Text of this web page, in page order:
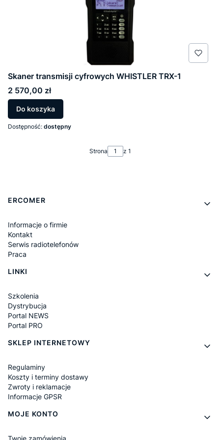
Skaner transmisji cyfrowych WHISTLER TRX-1
Cena
2 570,00 zł
Do koszyka
Dostępność: dostępny
Strona z 1
Linki w stopce
ERCOMER
Informacje o firmie
Kontakt
Serwis radiotelefonów
Praca
LINKI
Szkolenia
Dystrybucja
Portal NEWS
Portal PRO
SKLEP INTERNETOWY
Regulaminy
Koszty i terminy dostawy
Zwroty i reklamacje
Informacje GPSR
MOJE KONTO
Twoje zamówienia